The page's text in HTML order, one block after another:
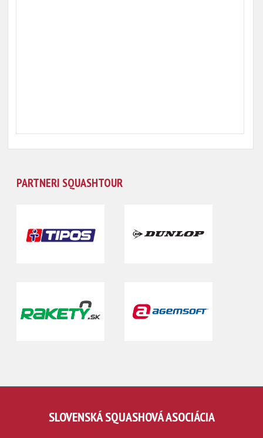
PARTNERI SQUASHTOUR
SLOVENSKÁ SQUASHOVÁ ASOCIÁCIA